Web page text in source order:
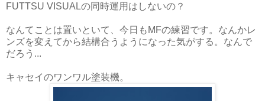
FUTTSU VISUALの同時運用はしないの？
なんてことは置いといて、今日もMFの練習です。なんかレ
ンズを変えてから結構合うようになった気がする。なんで
だろう...
キャセイのワンワル塗装機。